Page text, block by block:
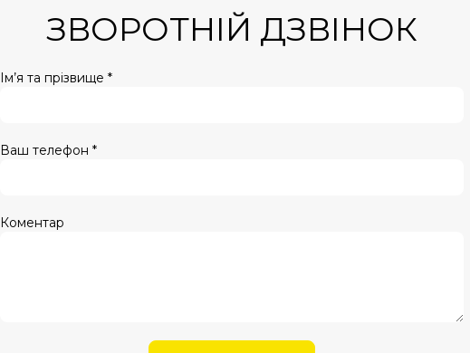
ЗВОРОТНІЙ ДЗВІНОК
Ім’я та прізвище *
Ваш телефон *
Коментар